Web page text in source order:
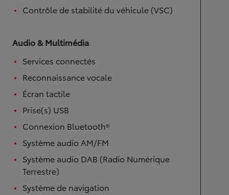
Contrôle de stabilité du véhicule (VSC)
Audio & Multimédia
Services connectés
Reconnaissance vocale
Écran tactile
Prise(s) USB
Connexion Bluetooth®
Système audio AM/FM
Système audio DAB (Radio Numérique
Terrestre)
Système de navigation